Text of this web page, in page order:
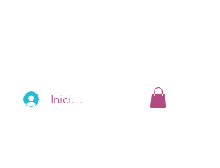
Iniciar sesión